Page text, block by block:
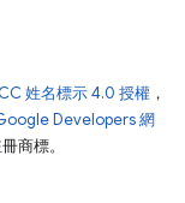
姓名標示 4.0 授權 ，
Developers 網
商標。